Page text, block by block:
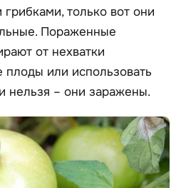
только вот они
Пораженные
от нехватки
плоды или использовать
нельзя – они заражены.